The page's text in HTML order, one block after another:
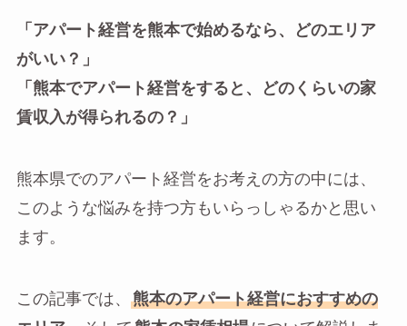
「アパート経営を熊本で始めるなら、どのエリア
がいい？」
「熊本でアパート経営をすると、どのくらいの家
賃収入が得られるの？」
熊本県でのアパート経営をお考えの方の中には、
このような悩みを持つ方もいらっしゃるかと思い
ます。
この記事では、
熊本のアパート経営におすすめの